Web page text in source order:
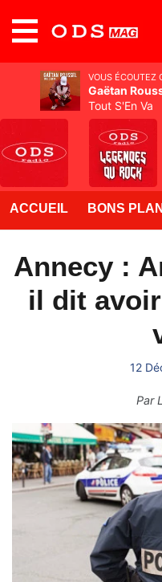
ACCUEIL BONS
Annecy :
il dit
12
Par
VOUS ÉCOUTEZ
Gaëtan
Tout S'En Va